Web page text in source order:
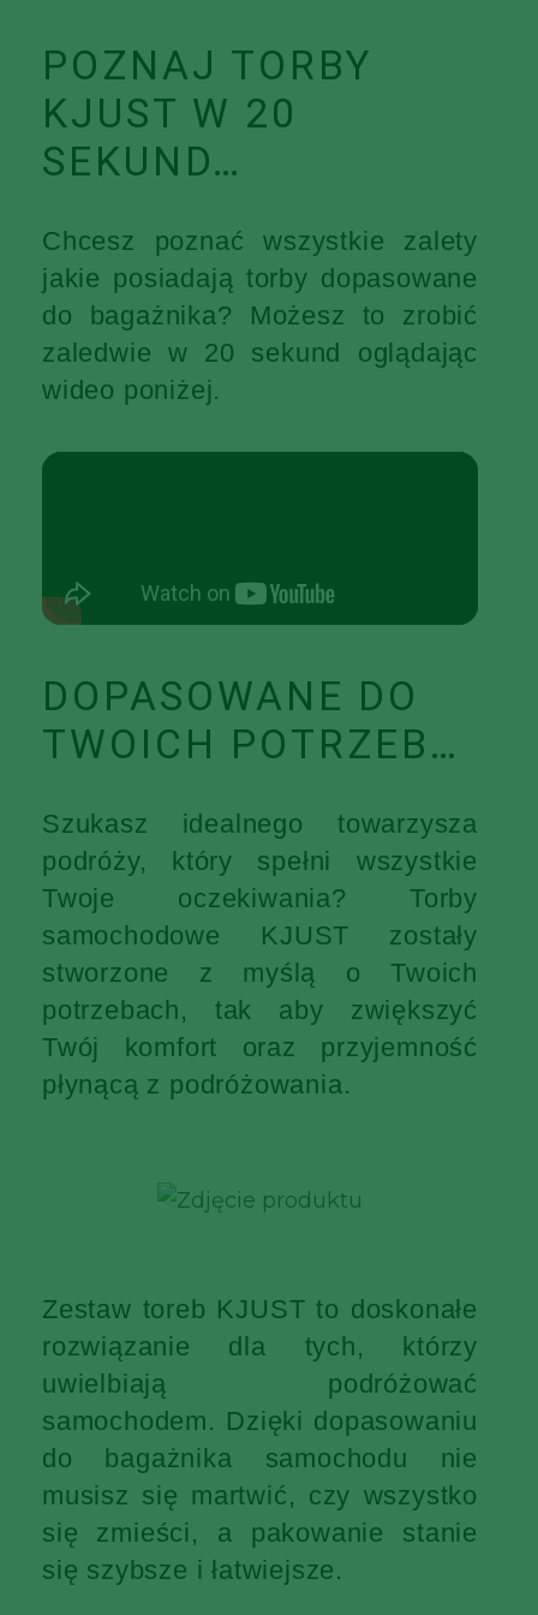
POZNAJ TORBY
KJUST W 20
SEKUND…
Chcesz poznać wszystkie zalety
jakie posiadają torby dopasowane
do bagażnika? Możesz to zrobić
zaledwie w 20 sekund oglądając
wideo poniżej.
DOPASOWANE DO
TWOICH POTRZEB…
Szukasz idealnego towarzysza
podróży, który spełni wszystkie
Twoje oczekiwania? Torby
samochodowe KJUST zostały
stworzone z myślą o Twoich
potrzebach, tak aby zwiększyć
Twój komfort oraz przyjemność
płynącą z podróżowania.
Zestaw toreb KJUST to doskonałe
rozwiązanie dla tych, którzy
uwielbiają podróżować
samochodem. Dzięki dopasowaniu
do bagażnika samochodu nie
musisz się martwić, czy wszystko
się zmieści, a pakowanie stanie
się szybsze i łatwiejsze.